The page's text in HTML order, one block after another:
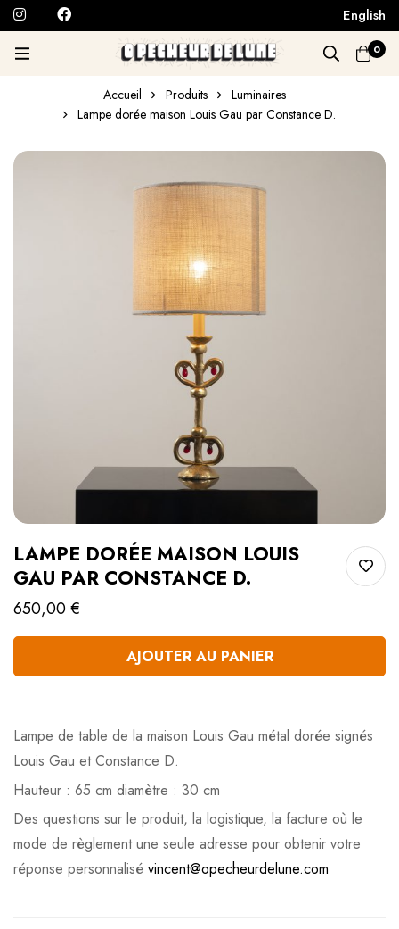
English
0
Accueil Produits
Luminaires
Lampe dorée maison Louis Gau par Constance D.
LAMPE DORÉE MAISON LOUIS
GAU PAR CONSTANCE D.
650,00€
AJOUTER AU PANIER
Lampe de table de la maison Louis Gau métal dorée signés
Louis Gau et Constance D.
Hauteur : 65 cm diamètre : 30 cm
Des questions sur le produit, la logistique, la facture où le
mode de règlement une seule adresse pour obtenir votre
réponse personnalisé vincent@opecheurdelune.com